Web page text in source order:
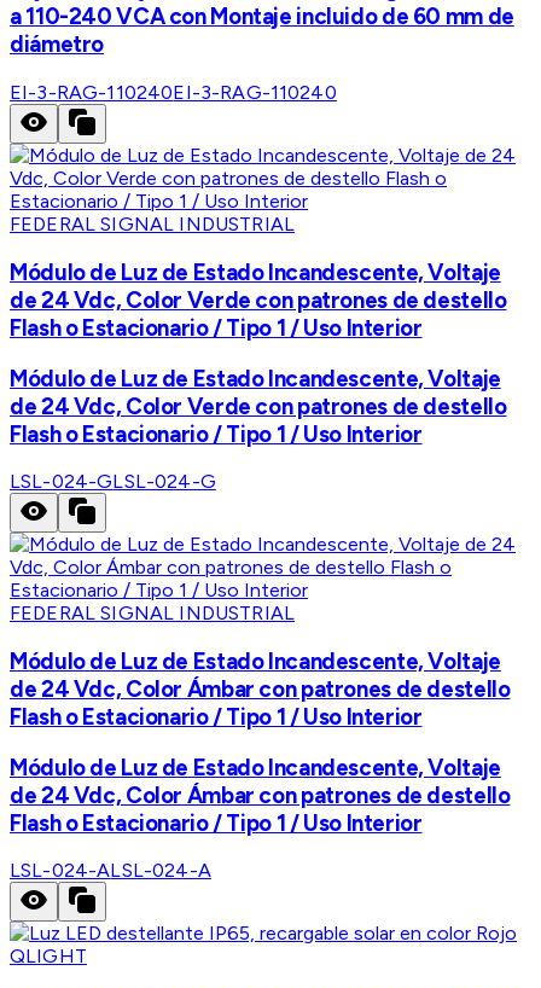
a 110-240 VCA con Montaje incluido de 60 mm de
diámetro
EI-3-RAG-110240EI-3-RAG-110240
FEDERAL SIGNAL INDUSTRIAL
Módulo de Luz de Estado Incandescente, Voltaje
de 24 Vdc, Color Verde con patrones de destello
Flash o Estacionario / Tipo 1 / Uso Interior
Módulo de Luz de Estado Incandescente, Voltaje
de 24 Vdc, Color Verde con patrones de destello
Flash o Estacionario / Tipo 1 / Uso Interior
LSL-024-GLSL-024-G
FEDERAL SIGNAL INDUSTRIAL
Módulo de Luz de Estado Incandescente, Voltaje
de 24 Vdc, Color Ámbar con patrones de destello
Flash o Estacionario / Tipo 1 / Uso Interior
Módulo de Luz de Estado Incandescente, Voltaje
de 24 Vdc, Color Ámbar con patrones de destello
Flash o Estacionario / Tipo 1 / Uso Interior
LSL-024-ALSL-024-A
QLIGHT